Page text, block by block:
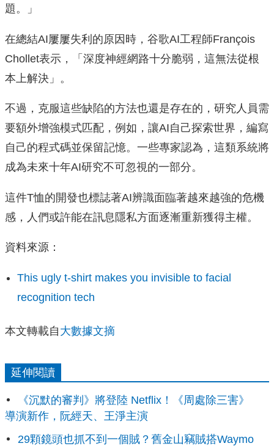
題。」
在總結AI屢屢失利的原因時，谷歌AI工程師François
Chollet表示，「深度神經網路十分脆弱，這無法從根
本上解決」。
不過，克服這些缺陷的方法也還是存在的，研究人員需
要額外增強模式匹配，例如，讓AI自己探索世界，編寫
自己的程式碼並保留記憶。一些專家認為，這類系統將
成為未來十年AI研究不可忽視的一部分。
這件T恤的開發也標誌著AI辨識面臨著越來越強的危機
感，人們或許能在訊息隱私方面逐漸重新獲得主權。
資料來源：
This ugly t-shirt makes you invisible to facial
recognition tech
本文轉載自 大數據文摘
延伸閱讀
《沉默的審判》將登陸 Netflix！《周處除三害》
導演新作，阮經天、王淨主演
29顆鏡頭也抓不到一個賊？舊金山竊賊搭Waymo